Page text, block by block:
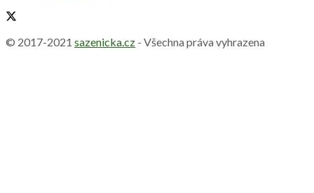
© 2017-2021 sazenicka.cz - Všechna práva vyhrazena